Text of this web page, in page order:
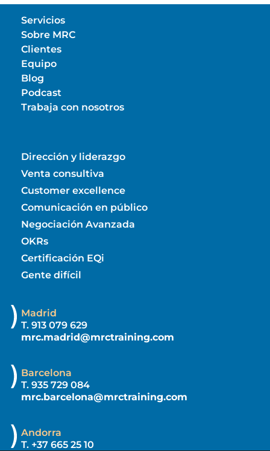
Servicios
Sobre MRC
Clientes
Equipo
Blog
Podcast
Trabaja con nosotros
Dirección y liderazgo
Venta consultiva
Customer excellence
Comunicación en público
Negociación Avanzada
OKRs
Certificación EQi
Gente difícil
Madrid
T. 913 079 629
mrc.madrid@mrctraining.com
Barcelona
T. 935 729 084
mrc.barcelona@mrctraining.com
Andorra
T. +37 665 25 10